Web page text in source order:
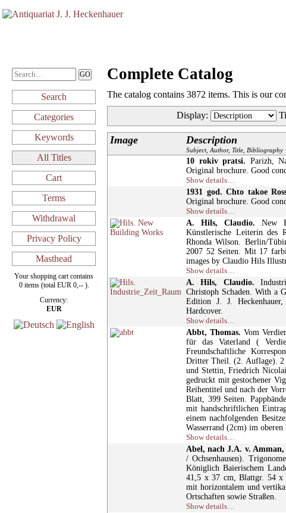
Search
Categories
Keywords
All Titles
Cart
Terms
Withdrawal
Privacy Policy
Masthead
Your shopping cart contains
0 items (total EUR 0,-- ).
Currency:
EUR
Complete Catalog
The catalog contains 3872 items. This is our
Display:
Image Description
Subject, Author, Title, Bibliography
10 rokiv pratsi. Parizh,
Original brochure. Good
Show details…
1931 god. Chto takoe
Original brochure. Good
Show details…
A. Hils, Claudio. New
Künstlerische Leiterin des
Rhonda Wilson. Berlin/
2007 52 Seiten. Mit 17
images by Claudio Hils
Show details…
A. Hils, Claudio.
Christoph Schaden. With a
Edition J. J.
Hardcover.
Show details…
Abbt, Thomas. Vom
für das Vaterland (
Freundschaftliche
Dritter Theil. (2. Auflage). 2
und Stettin, Friedrich
gedruckt mit gestochener
Reihentitel und nach der
Blatt, 399 Seiten.
mit handschriftlichen
einem nachfolgenden
Wasserrand (2cm) im
Show details…
Abel, nach J.A. v. Amman,
/ Ochsenhausen).
Königlich Baierischem
41,5 x 37 cm, Blattgr. 54 x
mit horizontalem und
Ortschaften sowie Straßen.
Show details…